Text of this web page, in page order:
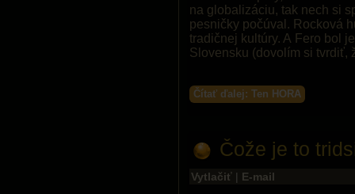
na globalizáciu, tak nech si
pesničky počúval. Rocková
tradičnej kultúry. A Fero bol
Slovensku (dovolím si tvrdiť,
Čítať ďalej: Ten HORA
Čože je to
Vytlačiť | E-mail